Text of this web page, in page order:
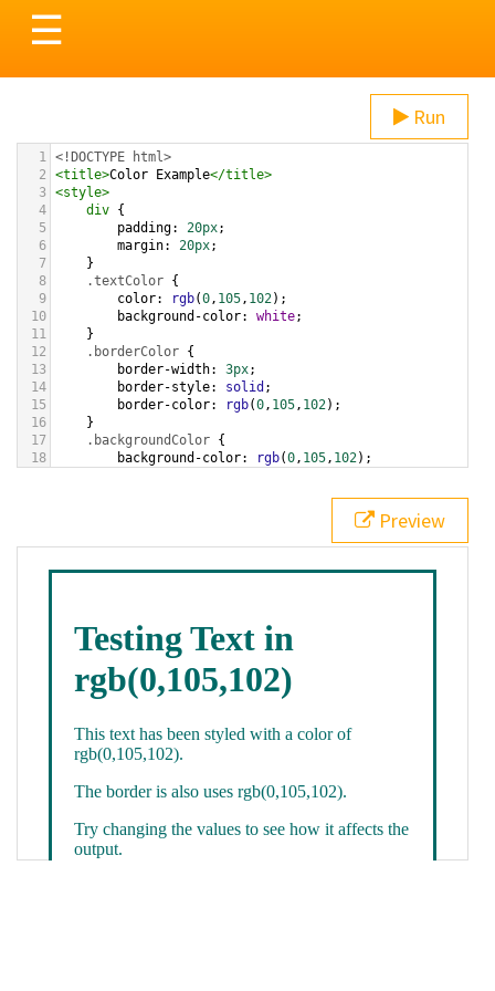
Toggle
navigation
☰
Run
1 <!DOCTYPE html>
2
<title>Color Example</title>
3 <style>
4
div {
5
padding: 20px;
6
margin: 20px;
7
}
8
.textColor {
9
color: rgb(0, 105, 102);
10
background-color: white;
11
}
12
.borderColor {
13
border-width: 3px;
14
border-style: solid ;
15
border-color: rgb(0, 105, 102);
16
}
17
.backgroundColor {
18
background-color: rgb(0, 105, 102);
bottom ,
white, rgb(0,105,102));
div class="textColor borderColor"
< h1>Testing Text in rgb(0,105,102)
Preview